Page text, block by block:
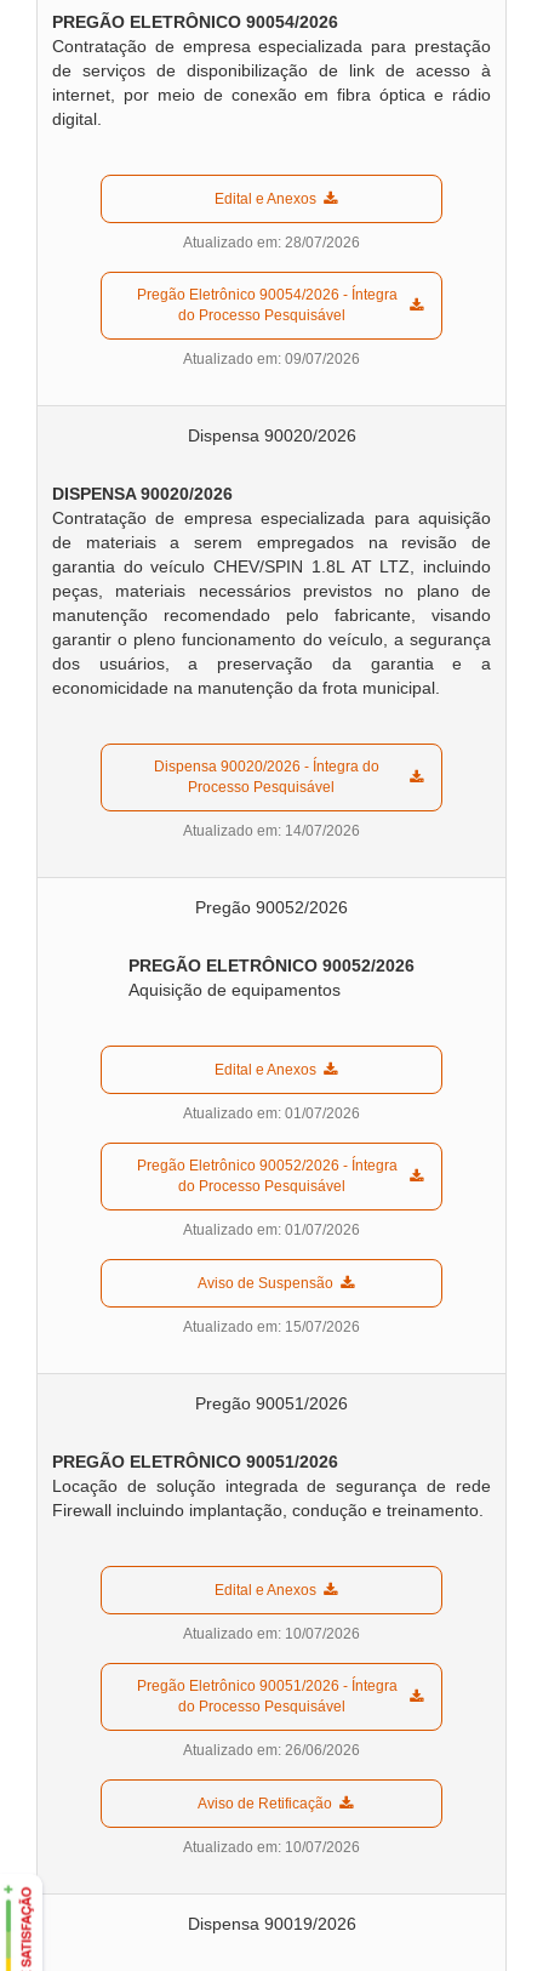
PREGÃO ELETRÔNICO 90054/2026
Contratação de empresa especializada para prestação
de serviços de disponibilização de link de acesso à
internet, por meio de conexão em fibra óptica e rádio
digital.
  Edital e Anexos
Atualizado em: 28/07/2026
do Processo Pesquisável
Atualizado em: 09/07/2026
Dispensa 90020/2026
DISPENSA 90020/2026
Contratação de empresa especializada para aquisição
de materiais a serem empregados na revisão de
garantia do veículo CHEV/SPIN 1.8L AT LTZ, incluindo
peças, materiais necessários previstos no plano de
manutenção recomendado pelo fabricante, visando
garantir o pleno funcionamento do veículo, a segurança
dos usuários, a preservação da garantia e a
economicidade na manutenção da frota municipal.
Processo Pesquisável
Atualizado em: 14/07/2026
Pregão 90052/2026
PREGÃO ELETRÔNICO 90052/2026
Aquisição de equipamentos
  Edital e Anexos
Atualizado em: 01/07/2026
do Processo Pesquisável
Atualizado em: 01/07/2026
  Aviso de Suspensão
Atualizado em: 15/07/2026
Pregão 90051/2026
PREGÃO ELETRÔNICO 90051/2026
Locação de solução integrada de segurança de rede
Firewall incluindo implantação, condução e treinamento.
  Edital e Anexos
Atualizado em: 10/07/2026
do Processo Pesquisável
Atualizado em: 26/06/2026
  Aviso de Retificação
Atualizado em: 10/07/2026
Dispensa 90019/2026